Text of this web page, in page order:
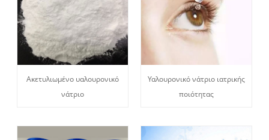
Ακετυλιωμένο υαλουρονικό
νάτριο
Υαλουρονικό νάτριο ιατρικής
ποιότητας